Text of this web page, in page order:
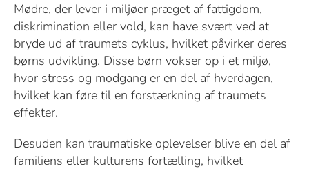
Mødre, der lever i miljøer præget af fattigdom,
diskrimination eller vold, kan have svært ved at
bryde ud af traumets cyklus, hvilket påvirker deres
børns udvikling. Disse børn vokser op i et miljø,
hvor stress og modgang er en del af hverdagen,
hvilket kan føre til en forstærkning af traumets
effekter.
Desuden kan traumatiske oplevelser blive en del af
familiens eller kulturens fortælling, hvilket